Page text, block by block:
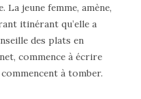
La jeune femme, amène,
itinérant qu’elle a
des plats en
commence à écrire
à tomber.